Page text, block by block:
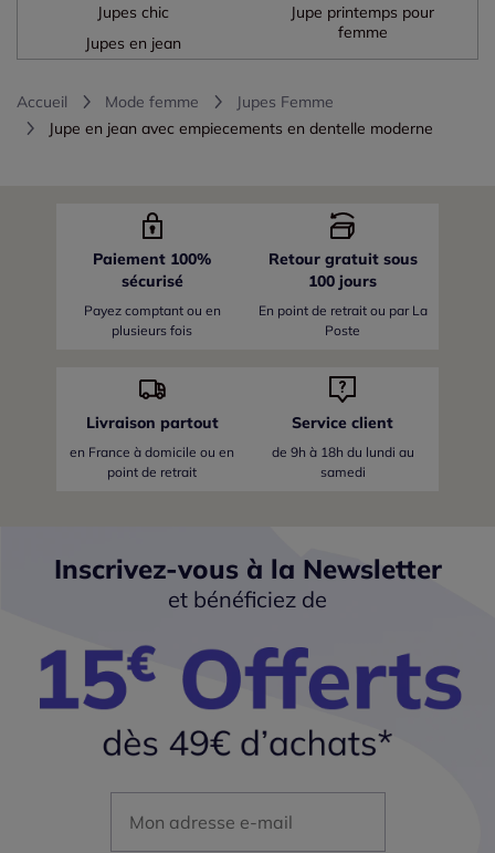
Jupes chic
Jupes en jean
Jupe printemps pour
femme
Accueil Mode femme
Jupes Femme
Jupe en jean avec empiecements en dentelle moderne
Paiement 100%
sécurisé
Payez comptant ou en
plusieurs fois
Retour gratuit sous
100 jours
En point de retrait ou par La
Poste
Livraison partout
en France à domicile ou en
point de retrait
Service client
de 9h à 18h du lundi au
samedi
Inscrivez-vous à la Newsletter
et bénéficiez de